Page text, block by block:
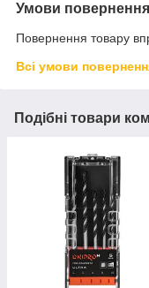
Умови повернення
Повернення товару
Всі умови
Подібні товари